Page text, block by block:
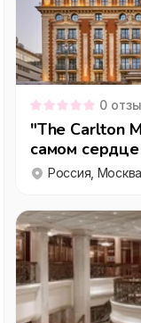
0
"The Carlton
самом
Россия,